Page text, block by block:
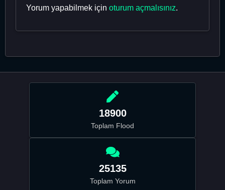
Yorum yapabilmek için oturum açmalısınız.
18900
Toplam Flood
25135
Toplam Yorum